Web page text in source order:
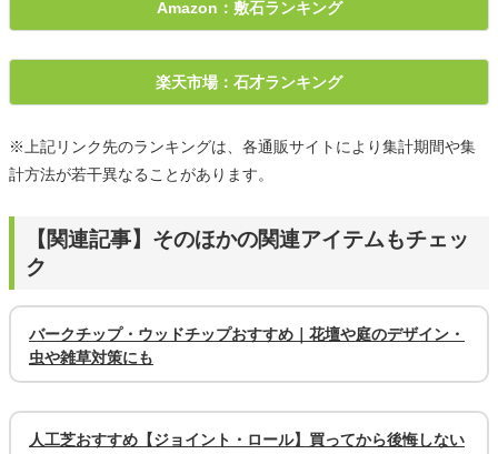
Amazon：敷石ランキング
楽天市場：石才ランキング
※上記リンク先のランキングは、各通販サイトにより集計期間や集
計方法が若干異なることがあります。
【関連記事】そのほかの関連アイテムもチェッ
ク
バークチップ・ウッドチップおすすめ｜花壇や庭のデザイン・
虫や雑草対策にも
人工芝おすすめ【ジョイント・ロール】買ってから後悔しない